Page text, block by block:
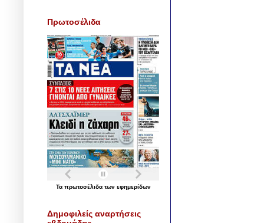
Πρωτοσέλιδα
Τα πρωτοσέλιδα των εφημερίδων
Δημοφιλείς αναρτήσεις